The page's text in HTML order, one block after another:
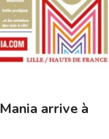
arrive à